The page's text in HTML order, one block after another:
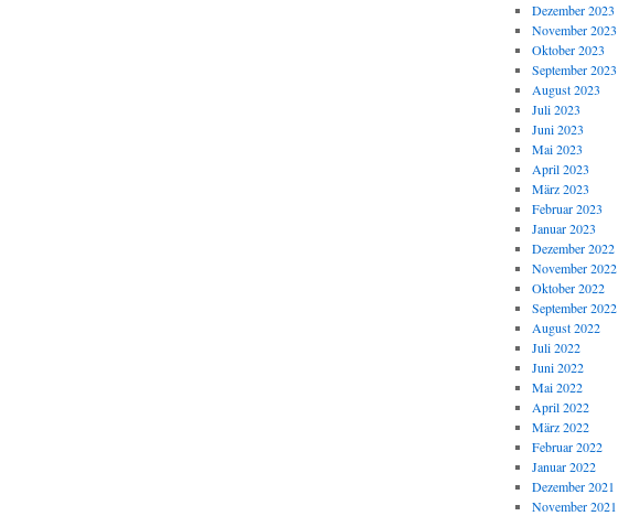
Dezember 2023
November 2023
Oktober 2023
September 2023
August 2023
Juli 2023
Juni 2023
Mai 2023
April 2023
März 2023
Februar 2023
Januar 2023
Dezember 2022
November 2022
Oktober 2022
September 2022
August 2022
Juli 2022
Juni 2022
Mai 2022
April 2022
März 2022
Februar 2022
Januar 2022
Dezember 2021
November 2021